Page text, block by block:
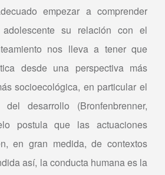
empezar a comprender
adolescente su relación con el
nos lleva a tener que
desde una perspectiva más
socioecológica, en particular el
desarrollo (Bronfenbrenner,
postula que las actuaciones
en gran medida, de contextos
así, la conducta humana es la